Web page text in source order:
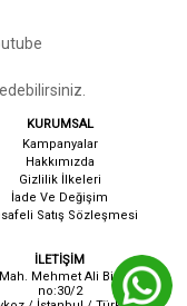
KURUMSAL
Kampanyalar
Hakkımızda
Gizlilik İlkeleri
İade Ve Değişim
Satış Sözleşmesi
İLETİŞİM
Mah. Mehmet Ali Birand cad.
no:30/2